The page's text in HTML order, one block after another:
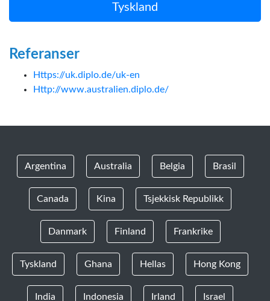
Tyskland
Referanser
Https://uk.diplo.de/uk-en
Http://www.australien.diplo.de/
Argentina Australia Belgia Brasil
Canada Kina Tsjekkisk Republikk
Danmark Finland Frankrike
Tyskland Ghana Hellas Hong Kong
India Indonesia Irland Israel